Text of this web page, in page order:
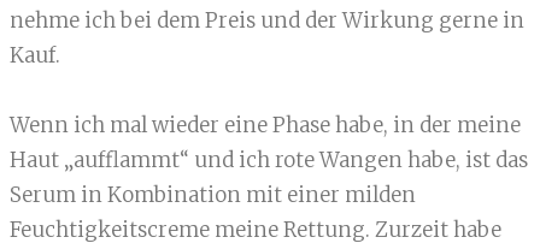
nehme ich bei dem Preis und der Wirkung gerne in
Kauf.
Wenn ich mal wieder eine Phase habe, in der meine
Haut „aufflammt“ und ich rote Wangen habe, ist das
Serum in Kombination mit einer milden
Feuchtigkeitscreme meine Rettung. Zurzeit habe